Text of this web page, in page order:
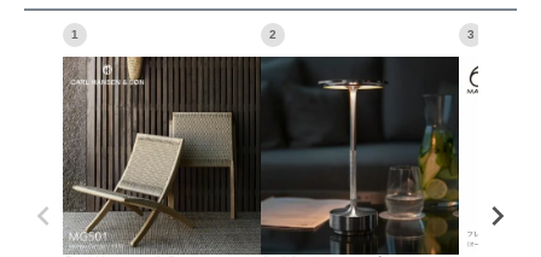
1 2 3